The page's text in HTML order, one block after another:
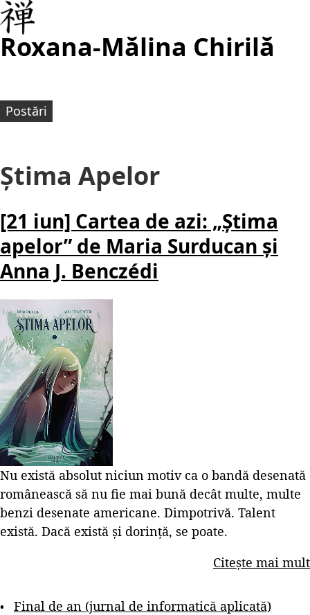
Roxana-Mălina Chirilă
Postări
Știma Apelor
[21 iun] Cartea de azi: „Știma
apelor” de Maria Surducan și
Anna J. Benczédi
Nu există absolut niciun motiv ca o bandă desenată
românească să nu fie mai bună decât multe, multe
benzi desenate americane. Dimpotrivă. Talent
există. Dacă există și dorință, se poate.
Citește mai mult
Final de an (jurnal de informatică aplicată)